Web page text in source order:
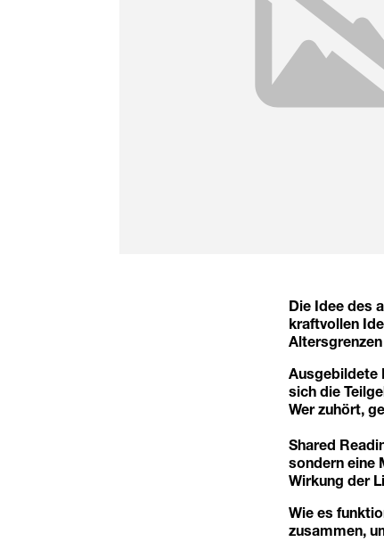
Die Idee des
kraftvollen
Ausgebildete
sich die
Wer zuhört,
Shared
sondern eine
Wirkung der
Wie es
zusammen,